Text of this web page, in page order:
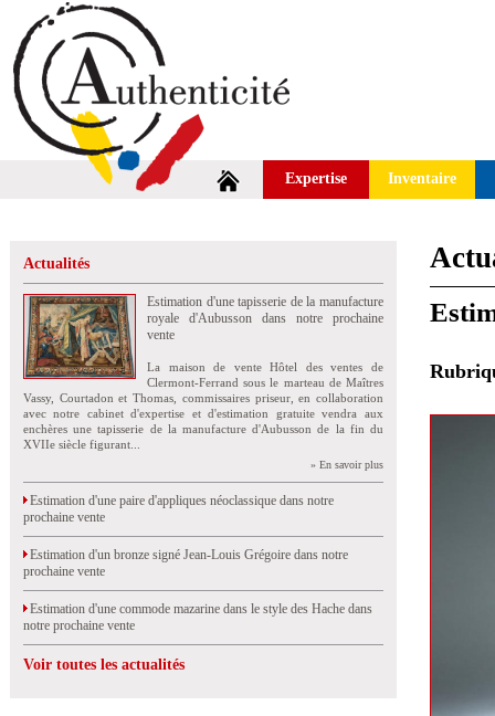
Expertise Inventaire
Actualités
Estimation d'une tapisserie de la manufacture
royale d'Aubusson dans notre prochaine
vente
La maison de vente Hôtel des ventes de
Clermont-Ferrand sous le marteau de Maîtres
Vassy, Courtadon et Thomas, commissaires priseur, en collaboration
avec notre cabinet d'expertise et d'estimation gratuite vendra aux
enchères une tapisserie de la manufacture d'Aubusson de la fin du
XVIIe siècle figurant...
» En savoir plus
Estimation d'une paire d'appliques néoclassique dans notre
prochaine vente
Estimation d'un bronze signé Jean-Louis Grégoire dans notre
prochaine vente
Estimation d'une commode mazarine dans le style des Hache dans
notre prochaine vente
Voir toutes les actualités